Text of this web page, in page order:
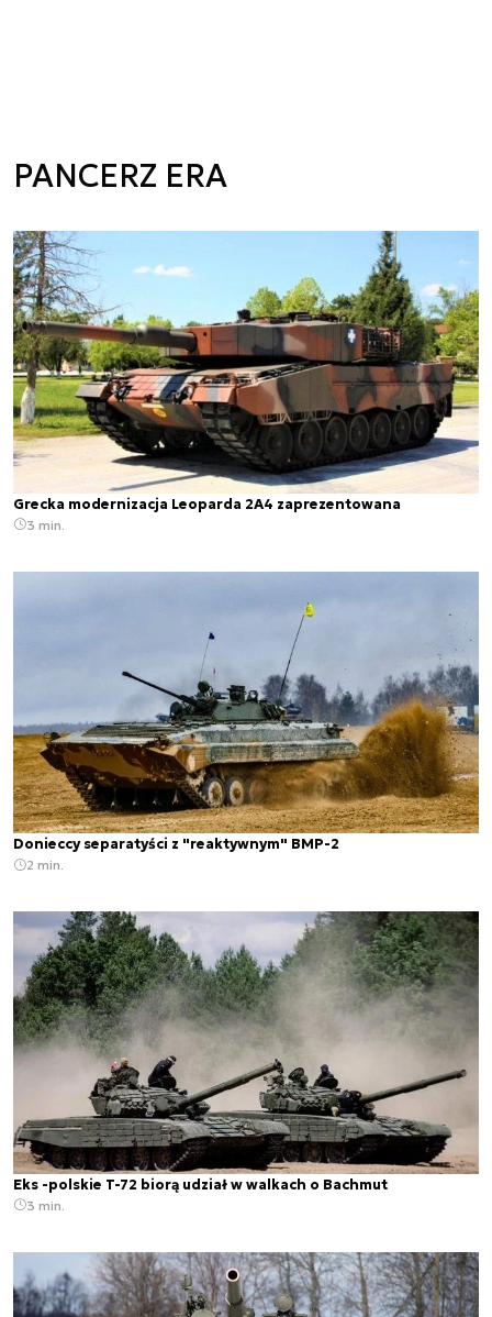
PANCERZ ERA
Grecka modernizacja Leoparda 2A4 zaprezentowana
3 min.
Donieccy separatyści z "reaktywnym" BMP-2
2 min.
Eks -polskie T-72 biorą udział w walkach o Bachmut
3 min.